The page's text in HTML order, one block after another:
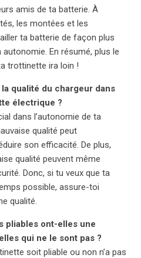
amis de ta batterie. À
les montées et les
ta batterie de façon plus
En résumé, plus le
trottinette ira loin !
qualité du chargeur dans
électrique ?
dans l’autonomie de ta
qualité peut
son efficacité. De plus,
qualité peuvent même
Donc, si tu veux que ta
possible, assure-toi
qualité.
pliables ont-elles une
qui ne le sont pas ?
soit pliable ou non n’a pas